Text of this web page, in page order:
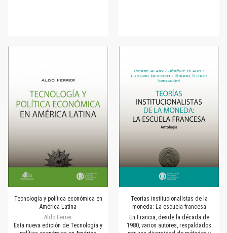
Tecnología y política económica en
América Latina
Aldo Ferrer
Esta nueva edición de Tecnología y
Teorías institucionalistas de la
moneda: La escuela francesa
En Francia, desde la década de
1980, varios autores, respaldados